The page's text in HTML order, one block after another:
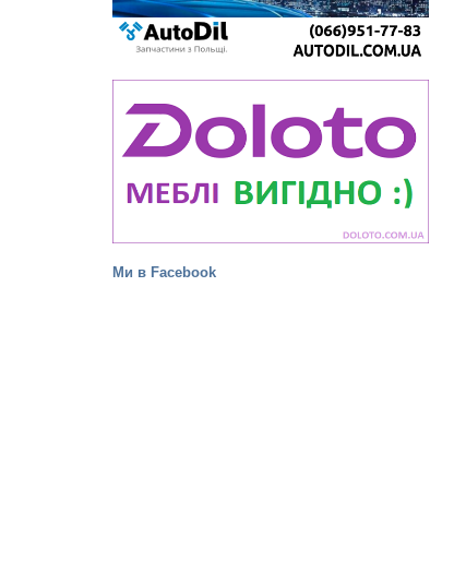
Ми в Facebook